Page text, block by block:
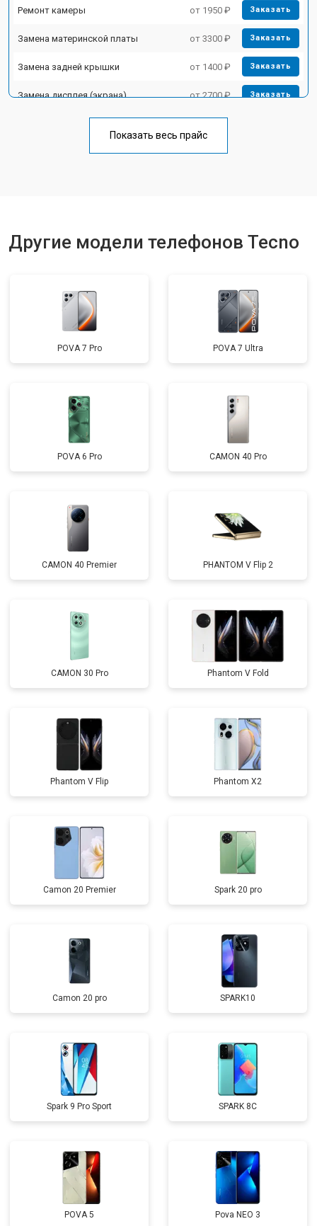
Ремонт камеры от 1950 ₽ Заказать
Замена материнской платы от 3300 ₽ Заказать
Замена задней крышки от 1400 ₽ Заказать
Замена дисплея (экрана) от 2700 ₽ Заказать
Замена кнопки включения от 1750 ₽
Показать весь прайс
Другие модели телефонов Tecno
POVA 7 Pro POVA 7 Ultra
POVA 6 Pro CAMON 40 Pro
CAMON 40 Premier PHANTOM V Flip 2
CAMON 30 Pro Phantom V Fold
Phantom V Flip Phantom X2
Camon 20 Premier Spark 20 pro
Camon 20 pro SPARK10
Spark 9 Pro Sport SPARK 8C
POVA 5 Pova NEO 3